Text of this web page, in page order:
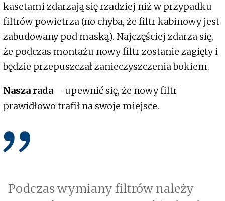
kasetami zdarzają się rzadziej niż w przypadku
filtrów powietrza (no chyba, że filtr kabinowy jest
zabudowany pod maską). Najczęściej zdarza się,
że podczas montażu nowy filtr zostanie zagięty i
będzie przepuszczał zanieczyszczenia bokiem.
Nasza rada – upewnić się, że nowy filtr
prawidłowo trafił na swoje miejsce.
Podczas wymiany filtrów należy